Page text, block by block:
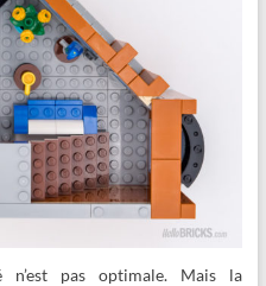
n’est pas optimale. Mais la